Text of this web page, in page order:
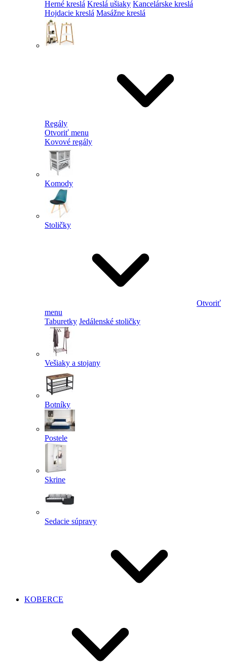
Herné kreslá Kreslá ušiaky Kancelárske kreslá
Hojdacie kreslá Masážne kreslá
Regály
Otvoriť menu
Kovové regály
Komody
Stoličky
Otvoriť
menu
Taburetky Jedálenské stoličky
Vešiaky a stojany
Botníky
Postele
Skrine
Sedacie súpravy
KOBERCE